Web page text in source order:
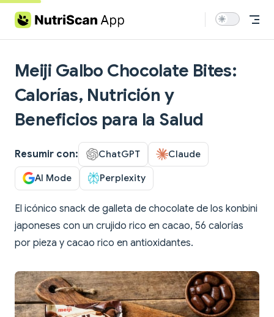
Skip to content
Meiji Galbo Chocolate Bites:
Calorías, Nutrición y
Beneficios para la Salud
Resumir con: ChatGPT Claude
AI Mode Perplexity
El icónico snack de galleta de chocolate de los konbini
japoneses con un crujido rico en cacao, 56 calorías
por pieza y cacao rico en antioxidantes.